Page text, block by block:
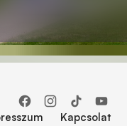
Kapcsolat